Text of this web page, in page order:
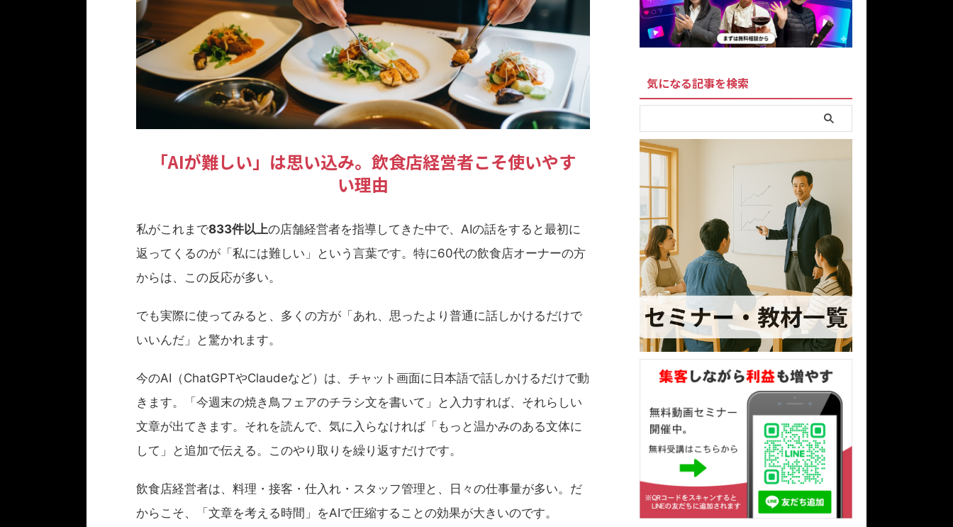
「AIが難しい」は思い込み。飲食店経営者こそ使いやす
い理由
私がこれまで833件以上の店舗経営者を指導してきた中で、AIの話をすると最初に
返ってくるのが「私には難しい」という言葉です。特に60代の飲食店オーナーの方
からは、この反応が多い。
でも実際に使ってみると、多くの方が「あれ、思ったより普通に話しかけるだけで
いいんだ」と驚かれます。
今のAI（ChatGPTやClaudeなど）は、チャット画面に日本語で話しかけるだけで動
きます。「今週末の焼き鳥フェアのチラシ文を書いて」と入力すれば、それらしい
文章が出てきます。それを読んで、気に入らなければ「もっと温かみのある文体に
して」と追加で伝える。このやり取りを繰り返すだけです。
飲食店経営者は、料理・接客・仕入れ・スタッフ管理と、日々の仕事量が多い。だ
からこそ、「文章を考える時間」をAIで圧縮することの効果が大きいのです。
気になる記事を検索